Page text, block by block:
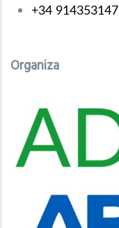
+34 914353147
Organiza